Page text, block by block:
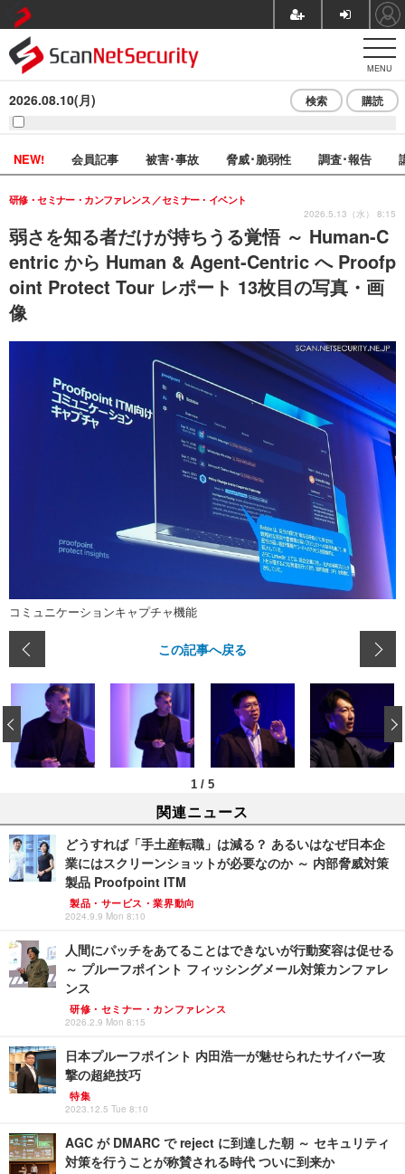
MENU
2026.08.10(月) 検索 購読
NEW! 会員記事 被害･事故 脅威･脆弱性 調査･報告
弱さを知る者だけが持ちうる覚悟 ～ Human-C
entric から Human & Agent-Centric へ Proofp
oint Protect Tour レポート 13枚目の写真・画
像
研修・セミナー・カンファレンス セミナー・イベント
2026.5.13（水） 8:15
コミュニケーションキャプチャ機能
この記事へ戻る
1 / 5
‹
関連ニュース
どうすれば「手土産転職」は減る？ あるいはなぜ日本企
業にはスクリーンショットが必要なのか ～ 内部脅威対策
製品 Proofpoint ITM
製品・サービス・業界動向
2024.9.9 Mon 8:10
人間にパッチをあてることはできないが行動変容は促せる
～ プルーフポイント フィッシングメール対策カンファレ
ンス
研修・セミナー・カンファレンス
2026.2.9 Mon 8:15
日本プルーフポイント 内田浩一が魅せられたサイバー攻
撃の超絶技巧
特集
2023.12.5 Tue 8:10
AGC が DMARC で reject に到達した朝 ～ セキュリティ
対策を行うことが称賛される時代 ついに到来か